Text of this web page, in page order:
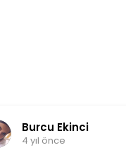
Burcu Ekinci
4 yıl önce